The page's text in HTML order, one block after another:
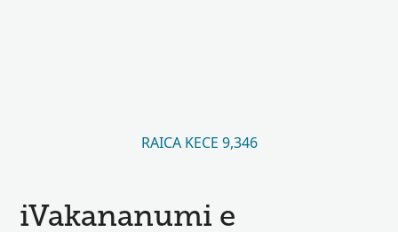
RAICA KECE 9,346
iVakananumi e